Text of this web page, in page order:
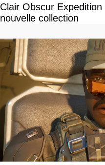
Clair Obscur
nouvelle collection